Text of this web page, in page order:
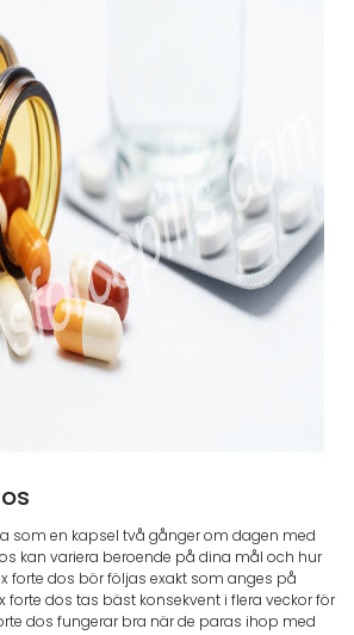
som en kapsel två gånger om dagen med
kan variera beroende på dina mål och hur
forte dos bör följas exakt som anges på
forte dos tas bäst konsekvent i flera veckor för
dos fungerar bra när de paras ihop med